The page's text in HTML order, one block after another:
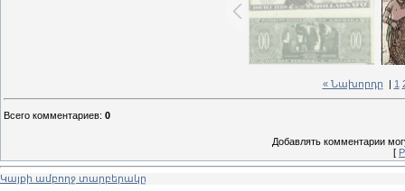
« Նախորդը 1
Всего комментариев: 0
Добавлять комментарии
[
Կայքի ամբողջ տարբերակը